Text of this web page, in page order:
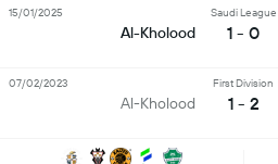
Al-Kholood
Saudi League
1 - 0
15/01/2025
Al-Kholood
First Division
1 - 2
07/02/2023